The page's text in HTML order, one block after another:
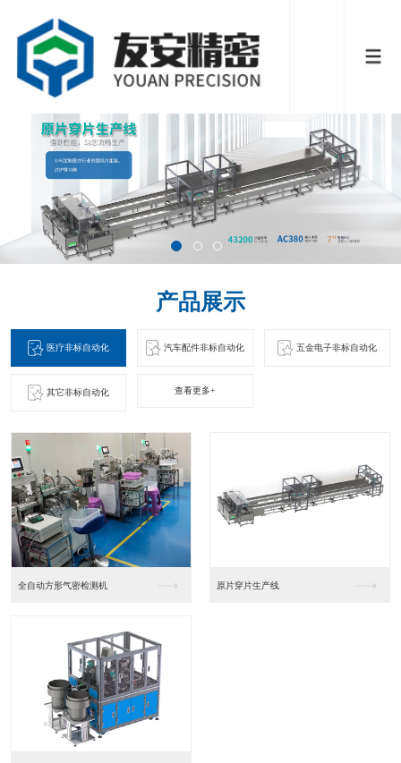
产品展示
医疗非标自动化 汽车配件非标自动化 五金电子非标自动化
其它非标自动化 查看更多+
全自动方形气密检测机 原片穿片生产线